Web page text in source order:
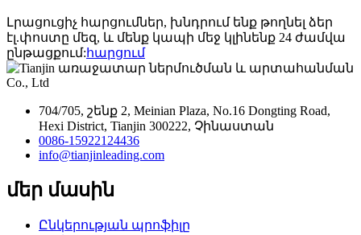
Լրացուցիչ հարցումներ, խնդրում ենք թողնել ձեր
էլ.փոստը մեզ, և մենք կապի մեջ կլինենք 24 ժամվա
ընթացքում: հարցում
704/705, շենք 2, Meinian Plaza, No.16 Dongting Road,
Hexi District, Tianjin 300222, Չինաստան
0086-15922124436
info@tianjinleading.com
մեր մասին
Ընկերության պրոֆիլը